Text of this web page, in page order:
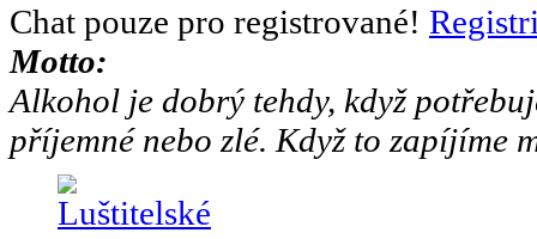
Chat pouze pro registrované!
Motto:
Alkohol je dobrý tehdy, když
příjemné nebo zlé. Když to zapíjíme